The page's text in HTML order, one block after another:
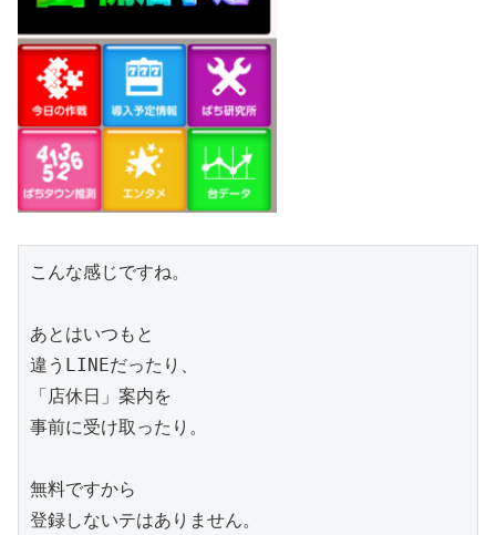
こんな感じですね。
あとはいつもと
違うLINEだったり、
「店休日」案内を
事前に受け取ったり。
無料ですから
登録しないテはありません。